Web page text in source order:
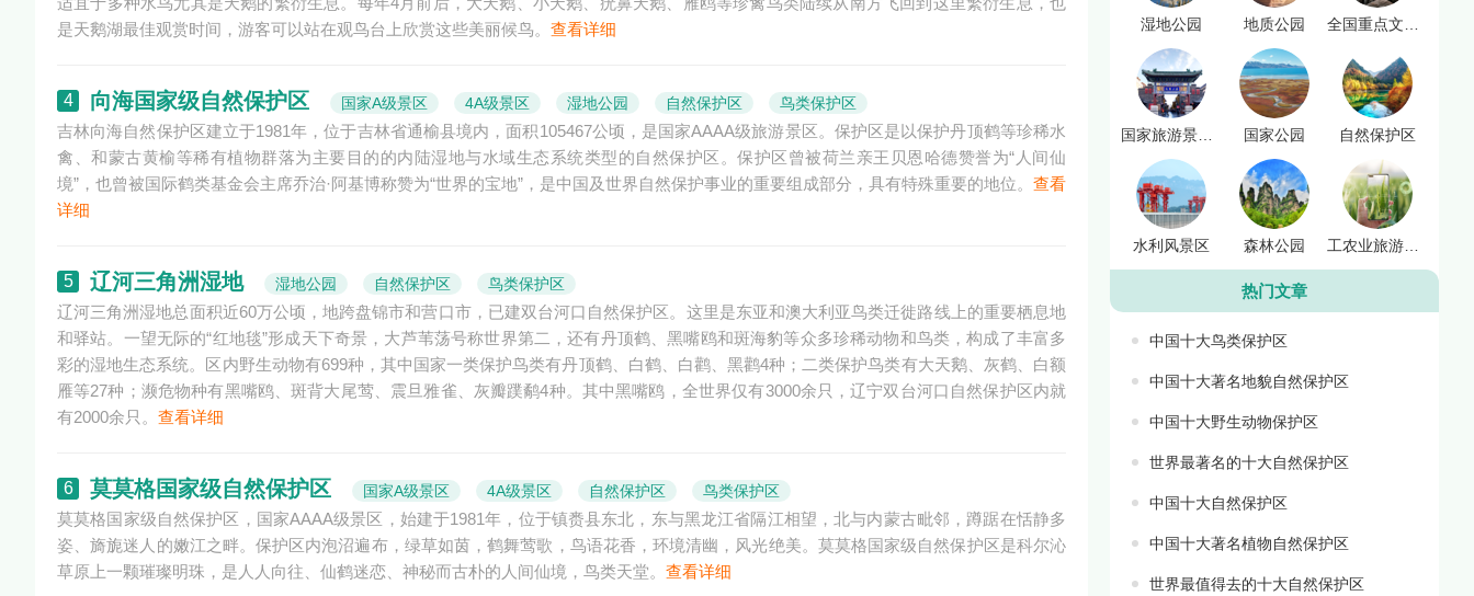
是天鹅湖最佳观赏时间，游客可以站在观鸟台上欣赏这些美丽候鸟。 查看详细
4 向海国家级自然保护区 国家A级景区 4A级景区 湿地公园 自然保护区 鸟类保护区
吉林向海自然保护区建立于1981年，位于吉林省通榆县境内，面积105467公顷，是国家AAAA级旅游景区。保护区是以保护丹顶鹤等珍稀水
禽、和蒙古黄榆等稀有植物群落为主要目的的内陆湿地与水域生态系统类型的自然保护区。保护区曾被荷兰亲王贝恩哈德赞誉为“人间仙
境”，也曾被国际鹤类基金会主席乔治·阿基博称赞为“世界的宝地”，是中国及世界自然保护事业的重要组成部分，具有特殊重要的地位。 查看
详细
5 辽河三角洲湿地 湿地公园 自然保护区 鸟类保护区
辽河三角洲湿地总面积近60万公顷，地跨盘锦市和营口市，已建双台河口自然保护区。这里是东亚和澳大利亚鸟类迁徙路线上的重要栖息地
和驿站。一望无际的“红地毯”形成天下奇景，大芦苇荡号称世界第二，还有丹顶鹤、黑嘴鸥和斑海豹等众多珍稀动物和鸟类，构成了丰富多
彩的湿地生态系统。区内野生动物有699种，其中国家一类保护鸟类有丹顶鹤、白鹤、白鹳、黑鹳4种；二类保护鸟类有大天鹅、灰鹤、白额
雁等27种；濒危物种有黑嘴鸥、斑背大尾莺、震旦雅雀、灰瓣蹼鹬4种。其中黑嘴鸥，全世界仅有3000余只，辽宁双台河口自然保护区内就
有2000余只。 查看详细
6 莫莫格国家级自然保护区 国家A级景区 4A级景区 自然保护区 鸟类保护区
莫莫格国家级自然保护区，国家AAAA级景区，始建于1981年，位于镇赉县东北，东与黑龙江省隔江相望，北与内蒙古毗邻，蹲踞在恬静多
姿、旖旎迷人的嫩江之畔。保护区内泡沼遍布，绿草如茵，鹤舞莺歌，鸟语花香，环境清幽，风光绝美。莫莫格国家级自然保护区是科尔沁
草原上一颗璀璨明珠，是人人向往、仙鹤迷恋、神秘而古朴的人间仙境，鸟类天堂。 查看详细
湿地公园 地质公园
国家公园 自然保护区
水利风景区 森林公园 工农业旅游示范景区
热门文章
中国十大鸟类保护区
中国十大著名地貌自然保护区
中国十大野生动物保护区
世界最著名的十大自然保护区
中国十大自然保护区
中国十大著名植物自然保护区
世界最值得去的十大自然保护区